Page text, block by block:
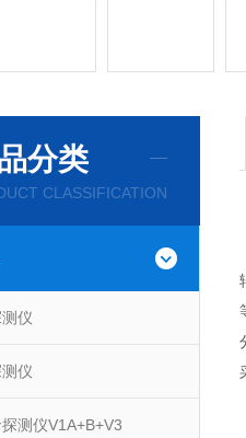
分类
CLASSIFICATION
仪
仪
测仪V1A+B+V3